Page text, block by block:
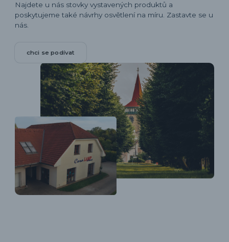
Najdete u nás stovky vystavených produktů a
poskytujeme také návrhy osvětlení na míru. Zastavte se u
nás.
chci se podívat